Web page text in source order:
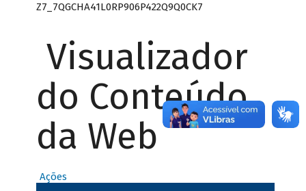
Z7_7QGCHA41L0RP906P422Q9Q0CK7
Visualizador
do Conteúdo
da Web
Ações